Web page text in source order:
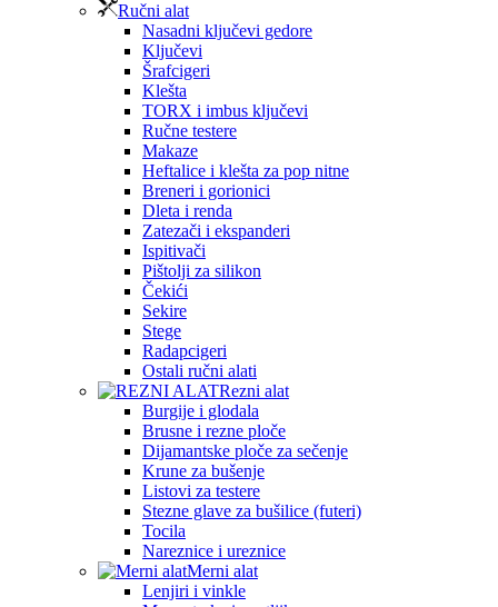
Ručni alat
Nasadni ključevi gedore
Ključevi
Šrafcigeri
Klešta
TORX i imbus ključevi
Ručne testere
Makaze
Heftalice i klešta za pop nitne
Breneri i gorionici
Dleta i renda
Zatezači i ekspanderi
Ispitivači
Pištolji za silikon
Čekići
Sekire
Stege
Radapcigeri
Ostali ručni alati
Rezni alat
Burgije i glodala
Brusne i rezne ploče
Dijamantske ploče za sečenje
Krune za bušenje
Listovi za testere
Stezne glave za bušilice (futeri)
Tocila
Nareznice i ureznice
Merni alat
Lenjiri i vinkle